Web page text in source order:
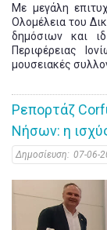
Με μεγάλη
Ολομέλεια του
δημόσιων και
Περιφέρειας
μουσειακές
Ρεπορτάζ
Νήσων: η
Δημοσίευση: 07-06-